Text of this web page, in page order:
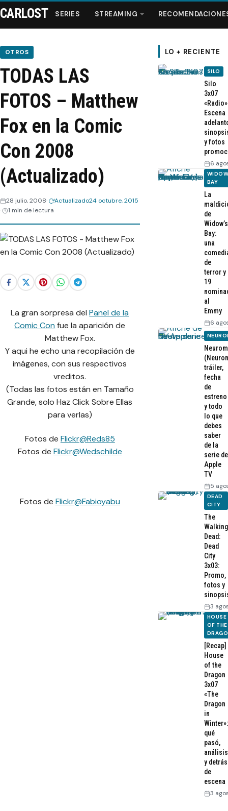
Series
Streaming
Recomendaciones
CARLOST SERIES STREAMING
OTROS
TODAS LAS
FOTOS – Matthew
Fox en la Comic
Con 2008
(Actualizado)
28 julio, 2008 Actualizado24 octubre, 2015
1 min de lectura
La gran sorpresa delPanel de la
Comic Confue la aparición de
Matthew Fox.
Y aqui he echo una recopilación de
imágenes, con sus respectivos
vreditos.
(Todas las fotos están en Tamaño
Grande, solo Haz Click Sobre Ellas
para verlas)
Fotos de Flickr@Reds85
Fotos de Flickr@Wedschilde
Fotos de Flickr@Fabioyabu
LO + RECIENTE
SILO
Silo
3x07
Escena
y fotos
6
BAY
La
de
Widow’s
Bay:
una
de
terror y
19
al
Emmy
6
tráiler,
fecha
de
estreno
y todo
lo que
debes
saber
de la
serie de
Apple
TV
5
DEAD
CITY
The
Walking
Dead:
Dead
City
3x03:
Promo,
fotos y
3
HOUSE
OF THE
[Recap]
House
of the
Dragon
3x07
«The
Dragon
in
Winter»:
qué
pasó,
análisis
y detrás
de
escena
3